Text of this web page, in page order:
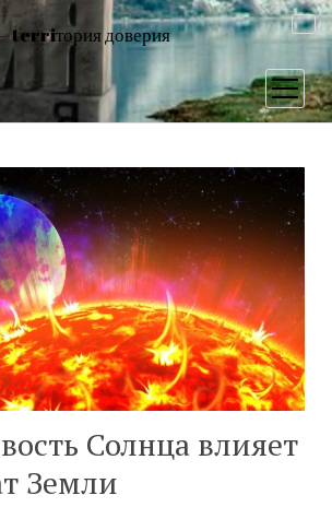
terriтория доверия
меню
Солнца влияет
Земли